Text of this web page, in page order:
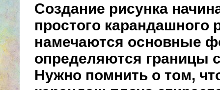
Создание рисунка
простого карандашного
намечаются основные
определяются границы
Нужно помнить о том,